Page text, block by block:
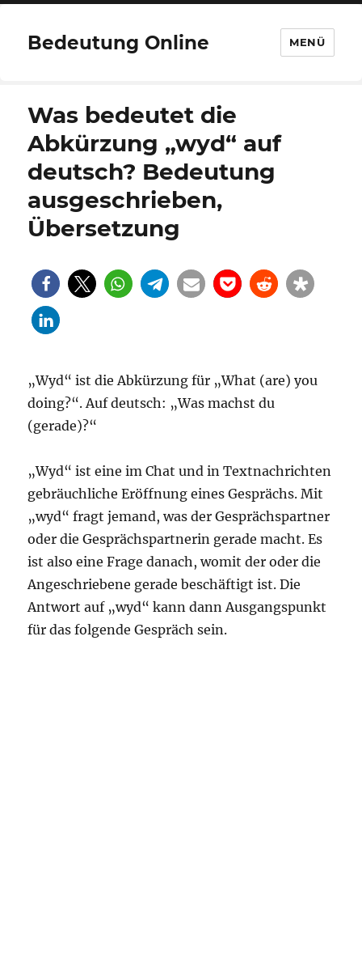
Bedeutung Online MENÜ
Was bedeutet die
Abkürzung „wyd“ auf
deutsch? Bedeutung
ausgeschrieben,
Übersetzung
„Wyd“ ist die Abkürzung für „What (are) you
doing?“. Auf deutsch: „Was machst du
(gerade)?“
„Wyd“ ist eine im Chat und in Textnachrichten
gebräuchliche Eröffnung eines Gesprächs. Mit
„wyd“ fragt jemand, was der Gesprächspartner
oder die Gesprächspartnerin gerade macht. Es
ist also eine Frage danach, womit der oder die
Angeschriebene gerade beschäftigt ist. Die
Antwort auf „wyd“ kann dann Ausgangspunkt
für das folgende Gespräch sein.